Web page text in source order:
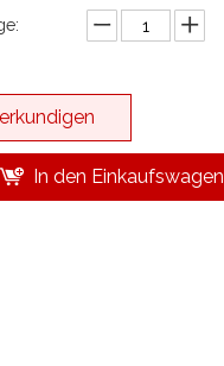
erkundigen
In den Einkaufswagen